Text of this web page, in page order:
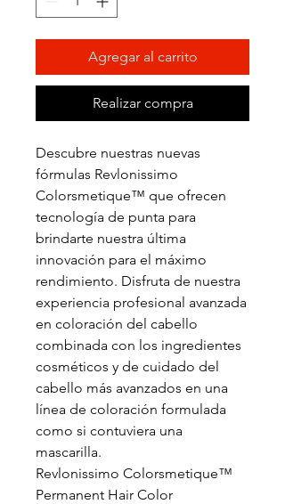
Agregar al carrito
Realizar compra
Descubre nuestras nuevas
fórmulas Revlonissimo
Colorsmetique™ que ofrecen
tecnología de punta para
brindarte nuestra última
innovación para el máximo
rendimiento. Disfruta de nuestra
experiencia profesional avanzada
en coloración del cabello
combinada con los ingredientes
cosméticos y de cuidado del
cabello más avanzados en una
línea de coloración formulada
como si contuviera una
mascarilla.
Revlonissimo Colorsmetique™
Permanent Hair Color